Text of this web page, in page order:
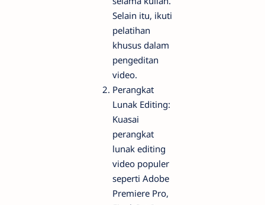
Selain itu, ikuti
pelatihan
khusus dalam
pengeditan
video.
Perangkat
Lunak Editing:
Kuasai
perangkat
lunak editing
video populer
seperti Adobe
Premiere Pro,